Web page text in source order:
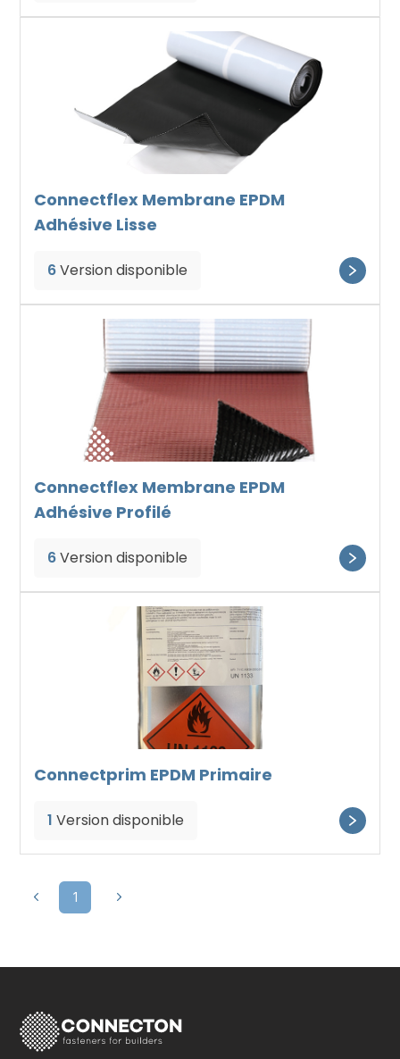
Connectflex Membrane EPDM
Adhésive Lisse
6Version disponible
Connectflex Membrane EPDM
Adhésive Profilé
6Version disponible
Connectprim EPDM Primaire
1 Version disponible
1